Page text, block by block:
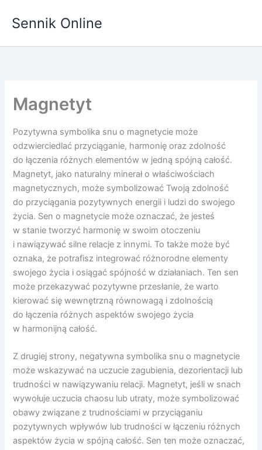
Sennik Online
Magnetyt
Pozytywna symbolika snu o magnetycie może
odzwierciedlać przyciąganie, harmonię oraz zdolność
do łączenia różnych elementów w jedną spójną całość.
Magnetyt, jako naturalny minerał o właściwościach
magnetycznych, może symbolizować Twoją zdolność
do przyciągania pozytywnych energii i ludzi do swojego
życia. Sen o magnetycie może oznaczać, że jesteś
w stanie tworzyć harmonię w swoim otoczeniu
i nawiązywać silne relacje z innymi. To także może być
oznaka, że potrafisz integrować różnorodne elementy
swojego życia i osiągać spójność w działaniach. Ten sen
może przekazywać pozytywne przesłanie, że warto
kierować się wewnętrzną równowagą i zdolnością
do łączenia różnych aspektów swojego życia
w harmonijną całość.
Z drugiej strony, negatywna symbolika snu o magnetycie
może wskazywać na uczucie zagubienia, dezorientacji lub
trudności w nawiązywaniu relacji. Magnetyt, jeśli w snach
wywołuje uczucia chaosu lub utraty, może symbolizować
obawy związane z trudnościami w przyciąganiu
pozytywnych wpływów lub trudności w łączeniu różnych
aspektów życia w spójną całość. Sen ten może oznaczać,